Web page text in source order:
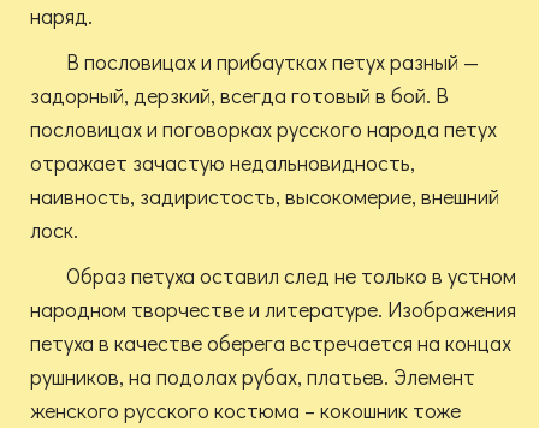
наряд.
В пословицах и прибаутках петух разный —
задорный, дерзкий, всегда готовый в бой. В
пословицах и поговорках русского народа петух
отражает зачастую недальновидность,
наивность, задиристость, высокомерие, внешний
лоск.
Образ петуха оставил след не только в устном
народном творчестве и литературе. Изображения
петуха в качестве оберега встречается на концах
рушников, на подолах рубах, платьев. Элемент
женского русского костюма – кокошник тоже